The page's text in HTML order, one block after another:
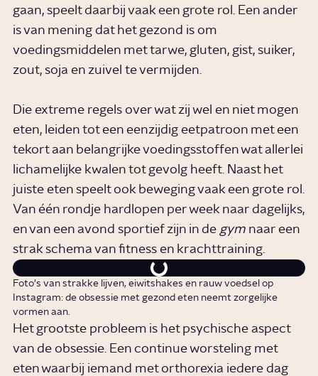
gaan, speelt daarbij vaak een grote rol. Een ander
is van mening dat het gezond is om
voedingsmiddelen met tarwe, gluten, gist, suiker,
zout, soja en zuivel te vermijden.
Die extreme regels over wat zij wel en niet mogen
eten, leiden tot een eenzijdig eetpatroon met een
tekort aan belangrijke voedingsstoffen wat allerlei
lichamelijke kwalen tot gevolg heeft. Naast het
juiste eten speelt ook beweging vaak een grote rol.
Van één rondje hardlopen per week naar dagelijks,
en van een avond sportief zijn in de gym naar een
strak schema van fitness en krachttraining.
Foto's van strakke lijven, eiwitshakes en rauw voedsel op
Instagram: de obsessie met gezond eten neemt zorgelijke
vormen aan.
Het grootste probleem is het psychische aspect
van de obsessie. Een continue worsteling met
eten waarbij iemand met orthorexia iedere dag